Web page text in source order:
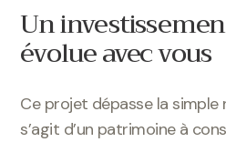
Un
évolue avec vous
Ce projet dépasse la simple
s’agit d’un patrimoine à